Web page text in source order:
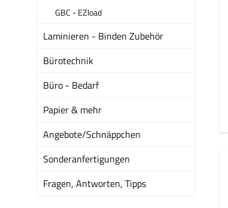
GBC - EZload
Laminieren - Binden Zubehör
Bürotechnik
Büro - Bedarf
Papier & mehr
Angebote/Schnäppchen
Sonderanfertigungen
Fragen, Antworten, Tipps